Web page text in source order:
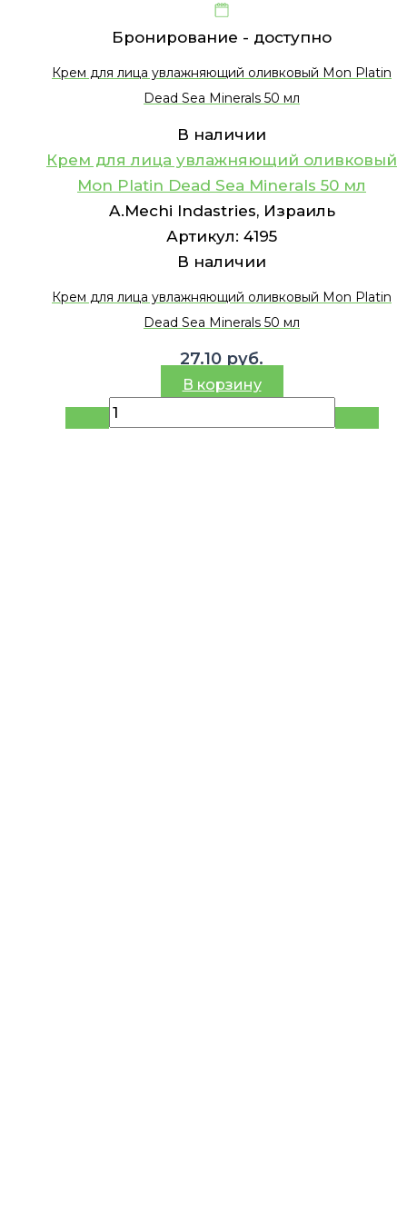
Бронирование - доступно
Крем для лица увлажняющий оливковый Mon Platin
Dead Sea Minerals 50 мл
В наличии
Крем для лица увлажняющий оливковый
Mon Platin Dead Sea Minerals 50 мл
A.Mechi Indastries, Израиль
Артикул: 4195
В наличии
Крем для лица увлажняющий оливковый Mon Platin
Dead Sea Minerals 50 мл
27.10 руб.
В корзину